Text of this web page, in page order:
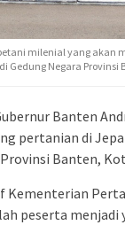
milenial yang
Gedung Negara Provinsi
Banten
pertanian di
Banten,
peserta